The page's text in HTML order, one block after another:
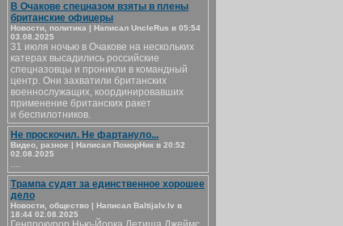
В Очакове спецназом взяты в плены
британские офицеры
Новости, политика | Написал UncleRus в 05:54
03.08.2025
31 июля ночью в Очакове на нескольких
катерах высадились российские
спецназовцы и проникли в командный
центр. Они захватили британских
военнослужащих, координировавших
применение британских ракет
и беспилотников.
Не проскочил. Не фартануло...
Видео, разное | Написал ПоморНик в 20:52
02.08.2025
....
Трампа судят за единственное хорошее
дело
Новости, общество | Написал Baltijalv.lv в
18:44 02.08.2025